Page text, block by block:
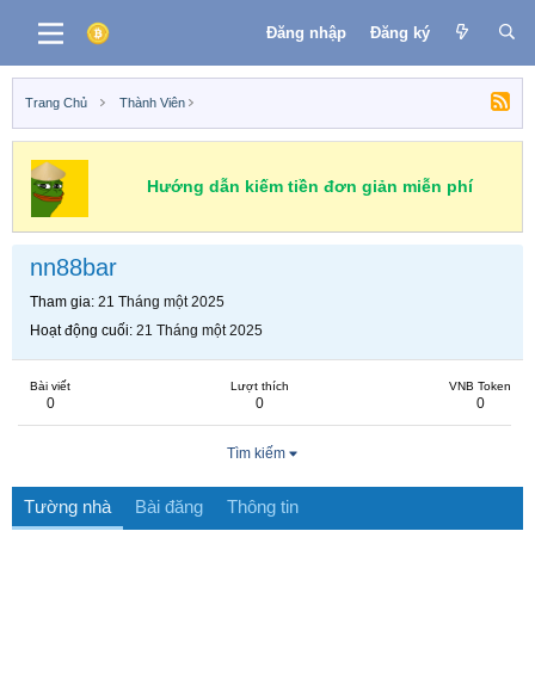
Đăng nhập Đăng ký
Trang Chủ Thành Viên
Hướng dẫn kiếm tiền đơn giản miễn phí
nn88bar
Tham gia 21 Tháng một 2025
Hoạt động cuối 21 Tháng một 2025
Bài viết
0
Lượt thích
0
VNB Token
0
Tìm kiếm
Tường nhà Bài đăng Thông tin